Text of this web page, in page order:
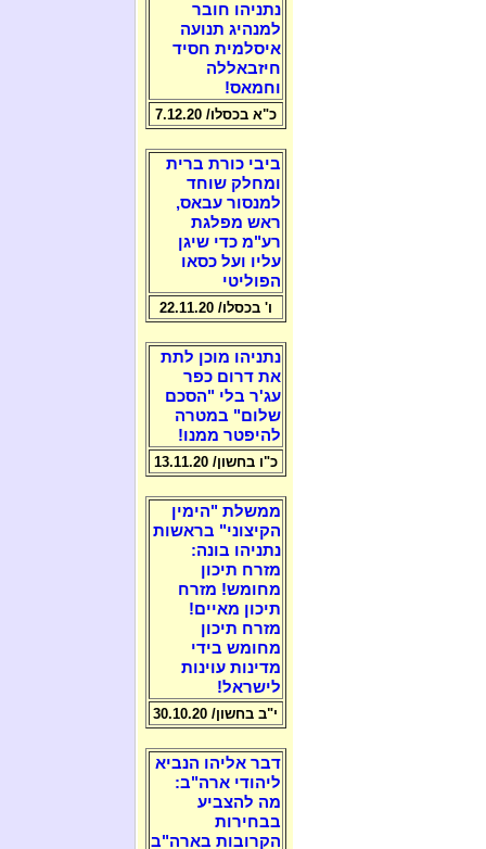
נתניהו חובר
למנהיג תנועה
איסלמית חסיד
חיזבאללה
וחמאס!
כ"א בכסלו/ 7.12.20
ביבי כורת ברית
ומחלק שוחד
למנסור עבאס,
ראש מפלגת
רע"מ כדי שיגן
עליו ועל כסאו
הפוליטי
ו' בכסלו/ 22.11.20
נתניהו מוכן לתת
את דרום כפר
עג'ר בלי "הסכם
שלום" במטרה
להיפטר ממנו!
כ"ו בחשון/ 13.11.20
ממשלת "הימין
הקיצוני" בראשות
נתניהו בונה:
מזרח תיכון
מחומש! מזרח
תיכון מאיים!
מזרח תיכון
מחומש בידי
מדינות עוינות
לישראל!
י"ב בחשון/ 30.10.20
דבר אליהו הנביא
ליהודי ארה"ב:
מה להצביע
בבחירות
הקרובות בארה"ב